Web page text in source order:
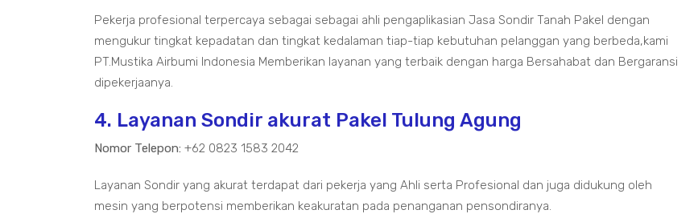
Pekerja profesional terpercaya sebagai sebagai ahli pengaplikasian Jasa Sondir Tanah Pakel dengan
mengukur tingkat kepadatan dan tingkat kedalaman tiap-tiap kebutuhan pelanggan yang berbeda,kami
PT.Mustika Airbumi Indonesia Memberikan layanan yang terbaik dengan harga Bersahabat dan Bergaransi
dipekerjaanya.
4. Layanan Sondir akurat Pakel Tulung Agung
Nomor Telepon: +62 0823 1583 2042
Layanan Sondir yang akurat terdapat dari pekerja yang Ahli serta Profesional dan juga didukung oleh
mesin yang berpotensi memberikan keakuratan pada penanganan pensondiranya.